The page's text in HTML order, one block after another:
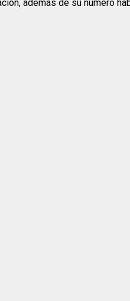
además de su número